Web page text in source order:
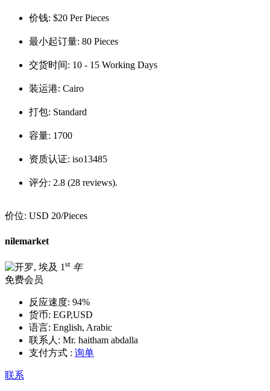
价钱: $20 Per Pieces
最小起订量: 80 Pieces
交货时间: 10 - 15 Working Days
装运港: Cairo
打包: Standard
容量: 1700
资质认证: iso13485
评分: 2.8 (28 reviews).
价位: USD 20/Pieces
nilemarket
1 st 年
免费会员
反应速度: 94%
货币: EGP,USD
语言: English, Arabic
联系人: Mr. haitham abdalla
支付方式 : 询单
联系